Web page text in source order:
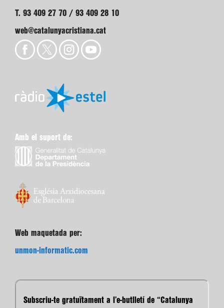
T. 93 409 27 70 / 93 409 28 10
web@catalunyacristiana.cat
Amb el suport de:
Web maquetada per:
unmon-informatic.com
Subscriu-te gratuïtament a l’e-butlletí de “Catalunya